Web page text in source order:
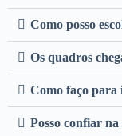
Como posso
Os quadros
Como faço para
Posso confiar